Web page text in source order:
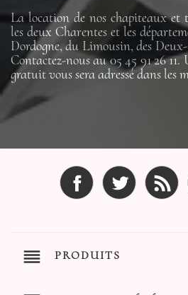
La location de nos chapiteaux et
les deux Charentes et les
Dordogne, du Limousin, des
Contactez-nous au 05 45 91 26
gratuit vous sera adressé dans les
Facebook Twitter
reorder PRODUITS